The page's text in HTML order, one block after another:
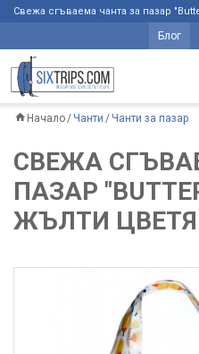
Свежа сгъваема чанта за пазар
Блог
Начало Чанти Чанти за пазар
СВЕЖА
ПАЗАР
ЖЪЛТИ ЦВЕТЯ